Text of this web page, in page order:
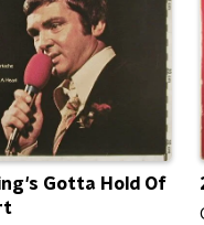
Gotta Hold Of